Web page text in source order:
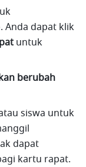
untuk
berubah
siswa untuk
dapat
kartu rapat.